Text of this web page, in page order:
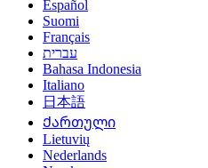
Español
Suomi
Français
עברית
Bahasa Indonesia
Italiano
日本語
Ქართული
Lietuvių
Nederlands